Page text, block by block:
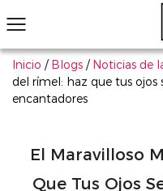
Inicio / Blogs / Noticias de
del rímel: haz que tus ojos
encantadores
El Maravilloso
Que Tus Ojos